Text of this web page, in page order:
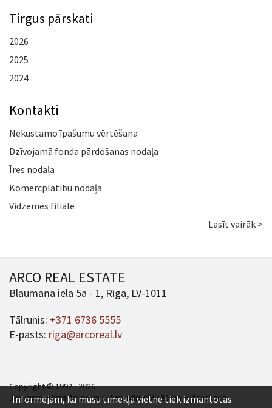
Tirgus pārskati
2026
2025
2024
Kontakti
Nekustamo īpašumu vērtēšana
Dzīvojamā fonda pārdošanas nodaļa
Īres nodaļa
Komercplatību nodaļa
Vidzemes filiāle
Lasīt vairāk >
ARCO REAL ESTATE
Blaumaņa iela 5a - 1, Rīga, LV-1011
Tālrunis: +371 6736 5555
E-pasts: riga@arcoreal.lv
Copyright © 1992 - 2026
Jebkuras informācijas un satura pārpublicēšana ir jāsaskaņo.
Informējam, ka mūsu tīmekļa vietnē tiek izmantotas